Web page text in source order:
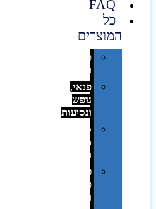
FAQ
כל
המוצרים
טכנולוגיה
וגאדג'טים
פנאי,
נופש
ונסיעות
סביבת
משרד
ופרימיום
כלים,
פנסים
ורכב